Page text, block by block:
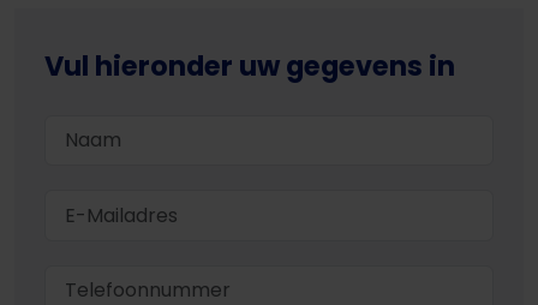
Vul hieronder uw gegevens in